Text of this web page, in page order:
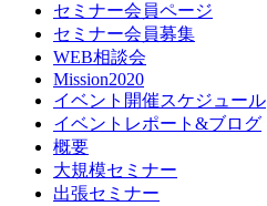
セミナー会員ページ
セミナー会員募集
WEB相談会
Mission2020
イベント開催スケジュール
イベントレポート&ブログ
概要
大規模セミナー
出張セミナー